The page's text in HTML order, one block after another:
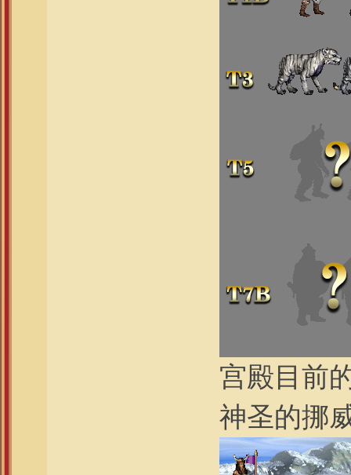
宫殿目前
神圣的挪